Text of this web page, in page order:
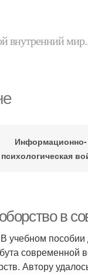
внутренний
Информационно-
психологическая
в
пособии
современной
Автору